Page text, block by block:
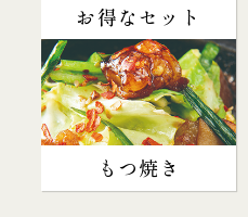
お得なセット
もつ焼き